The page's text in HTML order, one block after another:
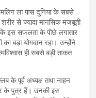
ला पास दुनिया के सबसे
से ज्यादा मानसिक मजबूती
इस सफलता के पीछे लगातार
बड़ा योगदान रहा। उन्होंने
ही सबसे बड़ी ताकत
के पूर्व अध्यक्ष तथा नाहन
के पुत्र हैं। उनकी इस